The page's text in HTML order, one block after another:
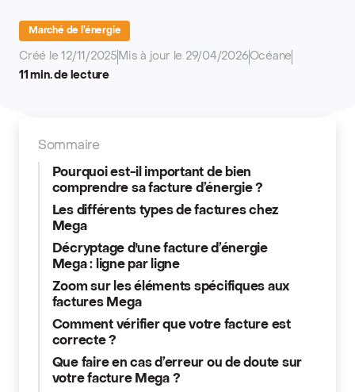
Marché de l’énergie
Créé le 12/11/2025 Mis à jour le 29/04/2026Océane
11 min. de lecture
Sommaire
Pourquoi est-il important de bien
comprendre sa facture d’énergie ?
Les différents types de factures chez
Mega
Décryptage d'une facture d’énergie
Mega : ligne par ligne
Zoom sur les éléments spécifiques aux
factures Mega
Comment vérifier que votre facture est
correcte ?
Que faire en cas d’erreur ou de doute sur
votre facture Mega ?